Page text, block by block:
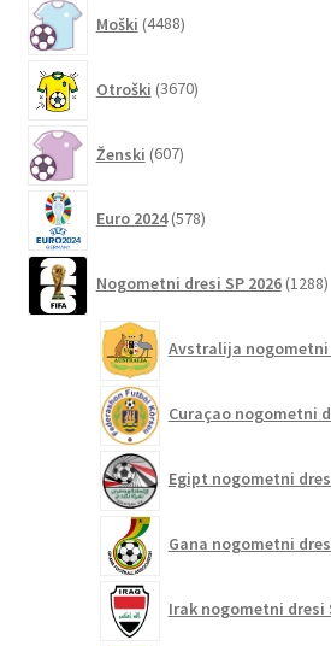
Moški 4488izdelkov
Otroški 3670izdelkov
Ženski 607izdelkov
Euro 2024 578izdelkov
Nogometni dresi SP 2026 1288
Avstralija nogometni
Curaçao nogometni
Egipt nogometni
Gana nogometni
Irak nogometni dresi